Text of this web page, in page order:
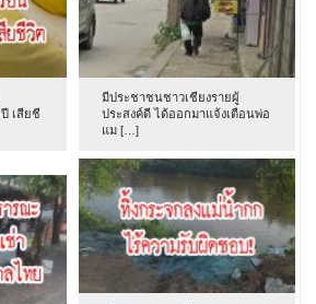
เสียชี
มีประชาชนชาวเชียงรายผู้
ประสงค์ดี ได้ออกมาแจ้งเตือนพ่อ
แม […]